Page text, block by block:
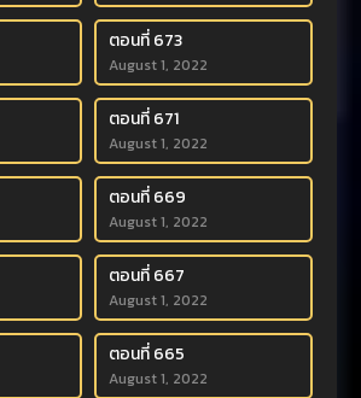
ตอนที่ 673
August 1, 2022
ตอนที่ 671
August 1, 2022
ตอนที่ 669
August 1, 2022
ตอนที่ 667
August 1, 2022
ตอนที่ 665
August 1, 2022